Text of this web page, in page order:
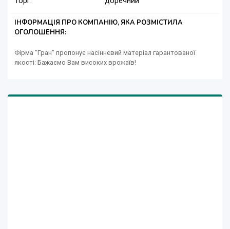
ІНФОРМАЦІЯ ПРО КОМПАНІЮ, ЯКА РОЗМІСТИЛА
ОГОЛОШЕННЯ:
Фірма "Гран" пропонує насіннєвий матеріал гарантованої
якості: Бажаємо Вам високих врожаїв!